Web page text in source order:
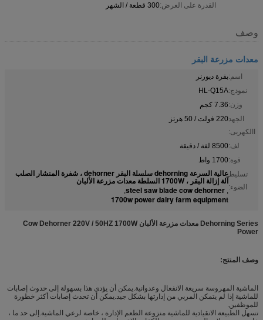
القدرة على العرض:300 قطعة / الشهر
وصف
معدات مزرعة البقر
اسم:بقرة ديورنر
نموذج:HL-Q15A
وزن:7.36 كجم
الجهد
االكهربى:
220 فولت / 50 هرتز
لف:8500 لفة / دقيقة
قوة:1700 واط
تسليط
الضوء:
عالية السرعة dehorning سلسلة البقر dehorner ، شفرة المنشار الصلب
آلة إزالة البقر ، 1700W السلطة معدات مزرعة الألبان
,
steel saw blade cow dehorner
,
1700w power dairy farm equipment
Dehorning Series معدات مزرعة الألبان Cow Dehorner 220V / 50HZ 1700W
Power
وصف المنتج:
الماشية المهروسة سريعة الانفعال وعدوانية.يمكن أن يؤدي هذا بسهولة إلى حدوث إصابات
للماشية إذا لم يتمكن المربي من إدارتها بشكل جيد.يمكن أن تحدث إصابات أكثر خطورة
للموظفين.
تسهل الطبيعة الانقيادية للماشية منزوعة الطعم الإدارة ، خاصة لرعي الماشية.إلى حد ما ،